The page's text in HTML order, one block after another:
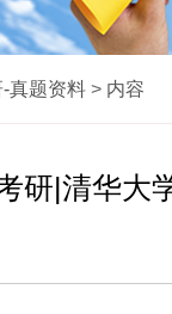
真题资料 > 内容
研|清华大